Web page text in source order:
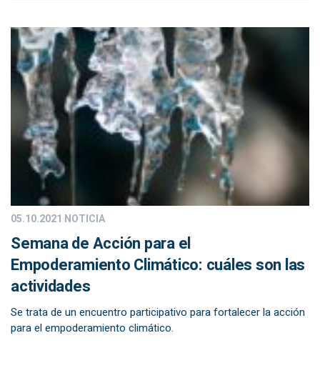
05.10.2021 NOTICIA
Semana de Acción para el
Empoderamiento Climático: cuáles son las
actividades
Se trata de un encuentro participativo para fortalecer la acción
para el empoderamiento climático.